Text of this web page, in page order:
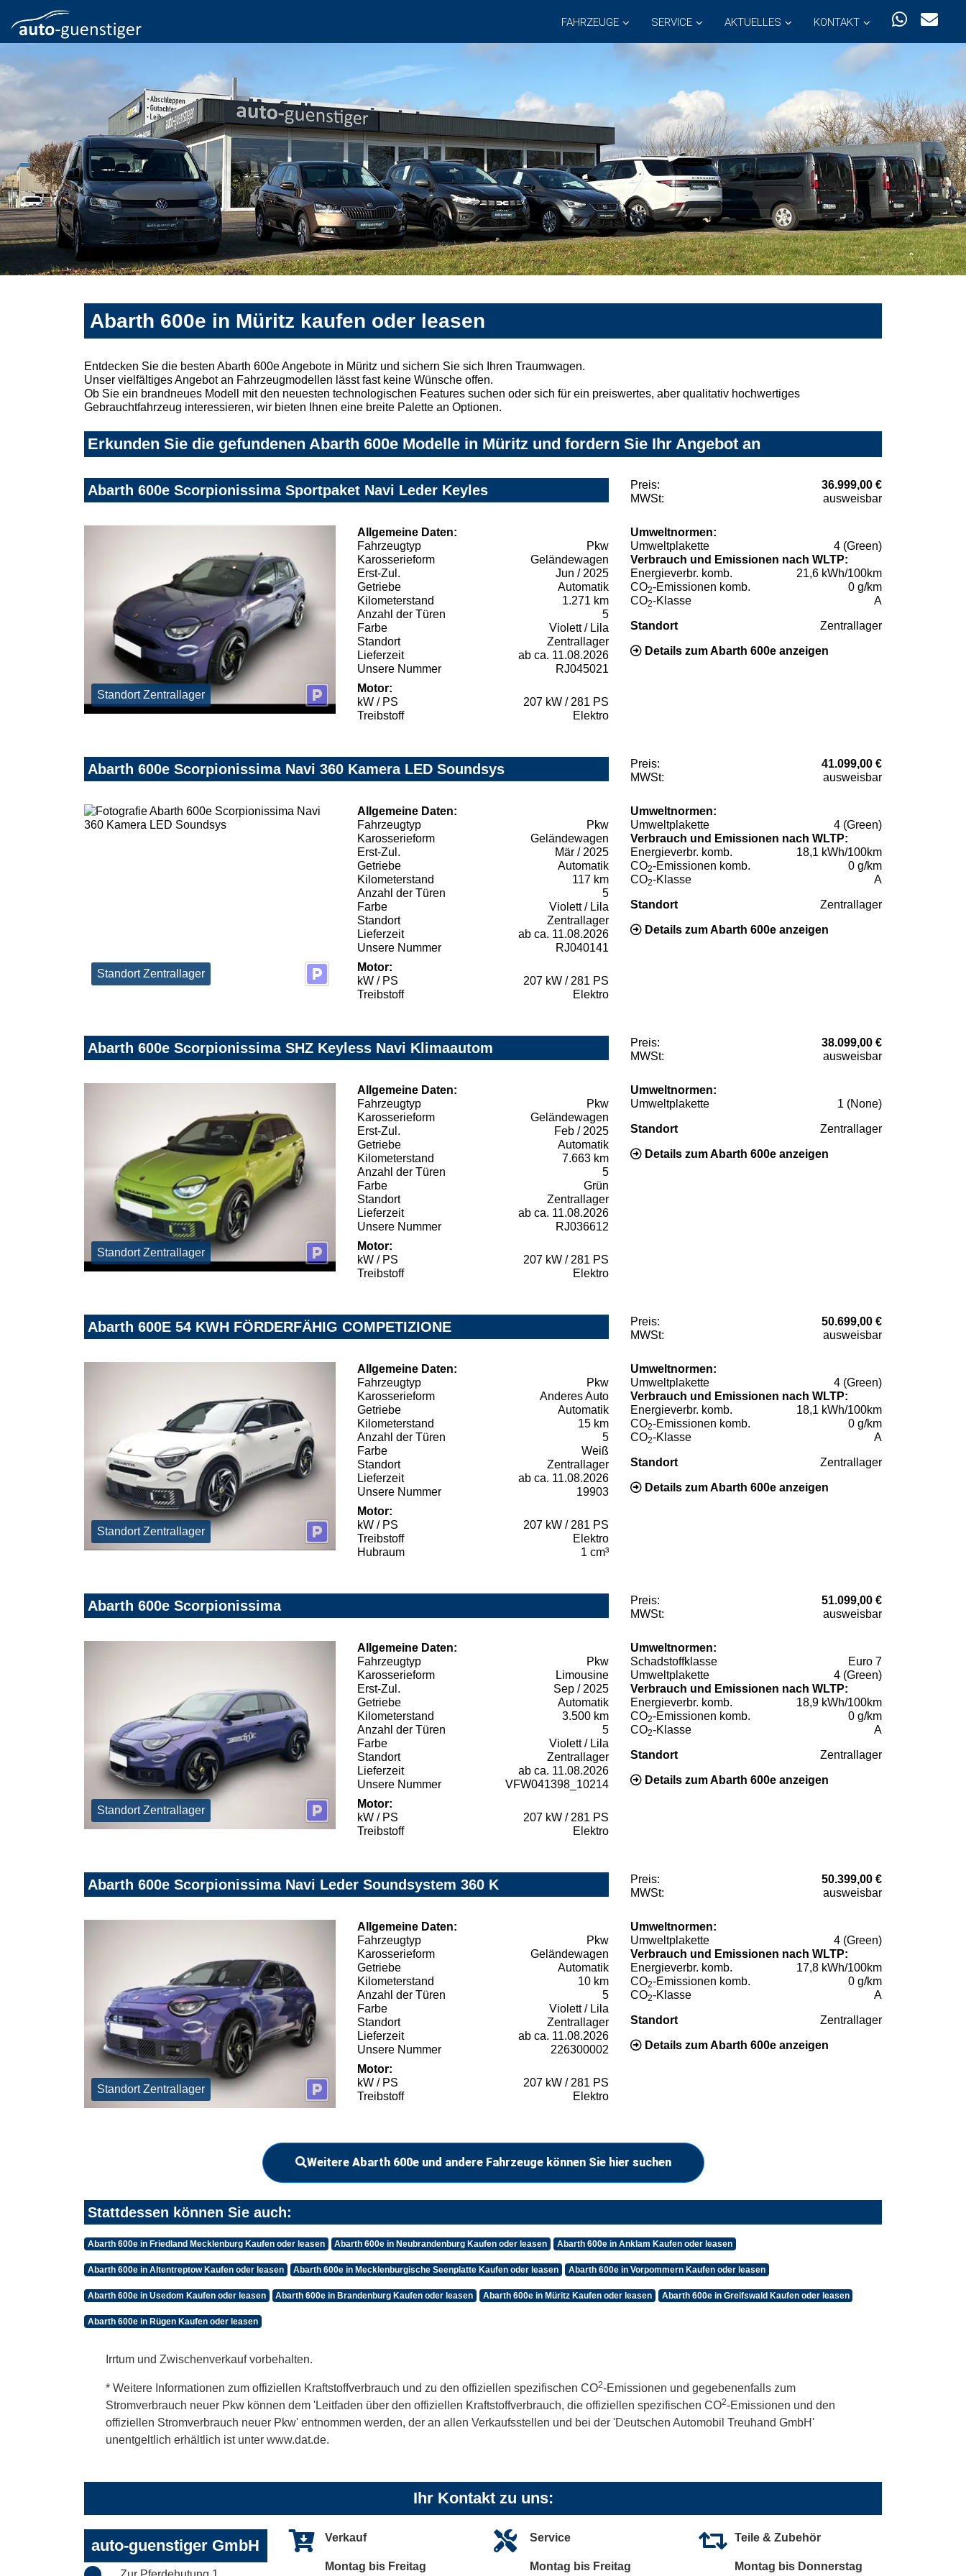
FAHRZEUGE SERVICE AKTUELLES KONTAKT
Abarth 600e in Müritz kaufen oder leasen
Entdecken Sie die besten Abarth 600e Angebote in Müritz und sichern Sie sich Ihren Traumwagen.
Unser vielfältiges Angebot an Fahrzeugmodellen lässt fast keine Wünsche offen.
Ob Sie ein brandneues Modell mit den neuesten technologischen Features suchen oder sich für ein preiswertes, aber qualitativ hochwertiges
Gebrauchtfahrzeug interessieren, wir bieten Ihnen eine breite Palette an Optionen.
Erkunden Sie die gefundenen Abarth 600e Modelle in Müritz und fordern Sie Ihr Angebot an
Abarth 600e Scorpionissima Sportpaket Navi Leder Keyles Preis:
36.999,00 €
MWSt:
ausweisbar
Standort Zentrallager
Allgemeine Daten:
Fahrzeugtyp
Pkw
Karosserieform
Geländewagen
Erst-Zul.
Jun / 2025
Getriebe
Automatik
Kilometerstand
1.271 km
Anzahl der Türen
5
Farbe
Violett / Lila
Standort
Zentrallager
Lieferzeit
ab ca. 11.08.2026
Unsere Nummer
RJ045021
Motor:
kW / PS
207 kW / 281 PS
Treibstoff
Elektro
Umweltnormen:
Umweltplakette
4 (Green)
Verbrauch und Emissionen nach WLTP:
Energieverbr. komb.
21,6 kWh/100km
CO2-Emissionen komb.
0 g/km
CO2-Klasse A
Standort Zentrallager
Details zum Abarth 600e anzeigen
Abarth 600e Scorpionissima Navi 360 Kamera LED Soundsys Preis:
41.099,00 €
MWSt:
ausweisbar
Standort Zentrallager
Allgemeine Daten:
Fahrzeugtyp
Pkw
Karosserieform
Geländewagen
Erst-Zul.
Mär / 2025
Getriebe
Automatik
Kilometerstand
117 km
Anzahl der Türen
5
Farbe
Violett / Lila
Standort
Zentrallager
Lieferzeit
ab ca. 11.08.2026
Unsere Nummer
RJ040141
Motor:
kW / PS
207 kW / 281 PS
Treibstoff
Elektro
Umweltnormen:
Umweltplakette
4 (Green)
Verbrauch und Emissionen nach WLTP:
Energieverbr. komb.
18,1 kWh/100km
CO2-Emissionen komb.
0 g/km
CO2-Klasse A
Standort Zentrallager
Details zum Abarth 600e anzeigen
Abarth 600e Scorpionissima SHZ Keyless Navi Klimaautom Preis:
38.099,00 €
MWSt:
ausweisbar
Standort Zentrallager
Allgemeine Daten:
Fahrzeugtyp
Pkw
Karosserieform
Geländewagen
Erst-Zul.
Feb / 2025
Getriebe
Automatik
Kilometerstand
7.663 km
Anzahl der Türen
5
Farbe
Grün
Standort
Zentrallager
Lieferzeit
ab ca. 11.08.2026
Unsere Nummer
RJ036612
Motor:
kW / PS
207 kW / 281 PS
Treibstoff
Elektro
Umweltnormen:
Umweltplakette
1 (None)
Standort Zentrallager
Details zum Abarth 600e anzeigen
Abarth 600E 54 KWH FÖRDERFÄHIG COMPETIZIONE Preis:
50.699,00 €
MWSt:
ausweisbar
Standort Zentrallager
Allgemeine Daten:
Fahrzeugtyp
Pkw
Karosserieform
Anderes Auto
Getriebe
Automatik
Kilometerstand
15 km
Anzahl der Türen
5
Farbe
Weiß
Standort
Zentrallager
Lieferzeit
ab ca. 11.08.2026
Unsere Nummer
19903
Motor:
kW / PS
207 kW / 281 PS
Treibstoff
Elektro
Hubraum
1 cm³
Umweltnormen:
Umweltplakette
4 (Green)
Verbrauch und Emissionen nach WLTP:
Energieverbr. komb.
18,1 kWh/100km
CO2-Emissionen komb.
0 g/km
CO2-Klasse A
Standort Zentrallager
Details zum Abarth 600e anzeigen
Abarth 600e Scorpionissima Preis:
51.099,00 €
MWSt:
ausweisbar
Standort Zentrallager
Allgemeine Daten:
Fahrzeugtyp
Pkw
Karosserieform
Limousine
Erst-Zul.
Sep / 2025
Getriebe
Automatik
Kilometerstand
3.500 km
Anzahl der Türen
5
Farbe
Violett / Lila
Standort
Zentrallager
Lieferzeit
ab ca. 11.08.2026
Unsere Nummer
VFW041398_10214
Motor:
kW / PS
207 kW / 281 PS
Treibstoff
Elektro
Umweltnormen:
Schadstoffklasse
Euro 7
Umweltplakette
4 (Green)
Verbrauch und Emissionen nach WLTP:
Energieverbr. komb.
18,9 kWh/100km
CO2-Emissionen komb.
0 g/km
CO2-Klasse A
Standort Zentrallager
Details zum Abarth 600e anzeigen
Abarth 600e Scorpionissima Navi Leder Soundsystem 360 K Preis:
50.399,00 €
MWSt:
ausweisbar
Standort Zentrallager
Allgemeine Daten:
Fahrzeugtyp
Pkw
Karosserieform
Geländewagen
Getriebe
Automatik
Kilometerstand
10 km
Anzahl der Türen
5
Farbe
Violett / Lila
Standort
Zentrallager
Lieferzeit
ab ca. 11.08.2026
Unsere Nummer
226300002
Motor:
kW / PS
207 kW / 281 PS
Treibstoff
Elektro
Umweltnormen:
Umweltplakette
4 (Green)
Verbrauch und Emissionen nach WLTP:
Energieverbr. komb.
17,8 kWh/100km
CO2-Emissionen komb.
0 g/km
CO2-Klasse A
Standort Zentrallager
Details zum Abarth 600e anzeigen
Weitere Abarth 600e und andere Fahrzeuge können Sie hier suchen
Stattdessen können Sie auch:
Abarth 600e in Friedland Mecklenburg Kaufen oder leasen Abarth 600e in Neubrandenburg Kaufen oder leasen Abarth 600e in Anklam Kaufen oder leasen
Abarth 600e in Altentreptow Kaufen oder leasen Abarth 600e in Mecklenburgische Seenplatte Kaufen oder leasen Abarth 600e in Vorpommern Kaufen oder leasen
Abarth 600e in Usedom Kaufen oder leasen Abarth 600e in Brandenburg Kaufen oder leasen Abarth 600e in Müritz Kaufen oder leasen Abarth 600e in Greifswald Kaufen oder leasen
Abarth 600e in Rügen Kaufen oder leasen
Irrtum und Zwischenverkauf vorbehalten.
* Weitere Informationen zum offiziellen Kraftstoffverbrauch und zu den offiziellen spezifischen CO2-Emissionen und gegebenenfalls zum
Stromverbrauch neuer Pkw können dem 'Leitfaden über den offiziellen Kraftstoffverbrauch, die offiziellen spezifischen CO2-Emissionen und den
offiziellen Stromverbrauch neuer Pkw' entnommen werden, der an allen Verkaufsstellen und bei der 'Deutschen Automobil Treuhand GmbH'
unentgeltlich erhältlich ist unter www.dat.de.
Ihr Kontakt zu uns:
auto-guenstiger GmbH Verkauf
Montag bis Freitag
Service
Montag bis Freitag
Teile & Zubehör
Montag bis Donnerstag